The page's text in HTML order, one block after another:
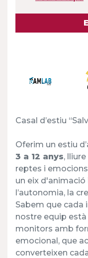
Casal d’estiu
Oferim un estiu
3 a 12 anys,
reptes i
un eix
l’autonomia, la
Sabem que cada
nostre equip
monitors amb
emocional, que
converteixen